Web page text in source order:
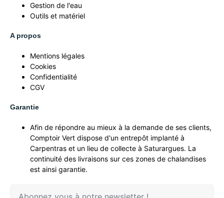
Gestion de l'eau
Outils et matériel
A propos
Mentions légales
Cookies
Confidentialité
CGV
Garantie
Afin de répondre au mieux à la demande de ses clients,
Comptoir Vert dispose d'un entrepôt implanté à
Carpentras et un lieu de collecte à Saturargues. La
continuité des livraisons sur ces zones de chalandises
est ainsi garantie.